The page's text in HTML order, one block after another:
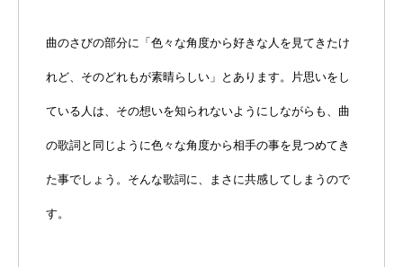
曲のさびの部分に「色々な角度から好きな人を見てきたけ
れど、そのどれもが素晴らしい」とあります。片思いをし
ている人は、その想いを知られないようにしながらも、曲
の歌詞と同じように色々な角度から相手の事を見つめてき
た事でしょう。そんな歌詞に、まさに共感してしまうので
す。